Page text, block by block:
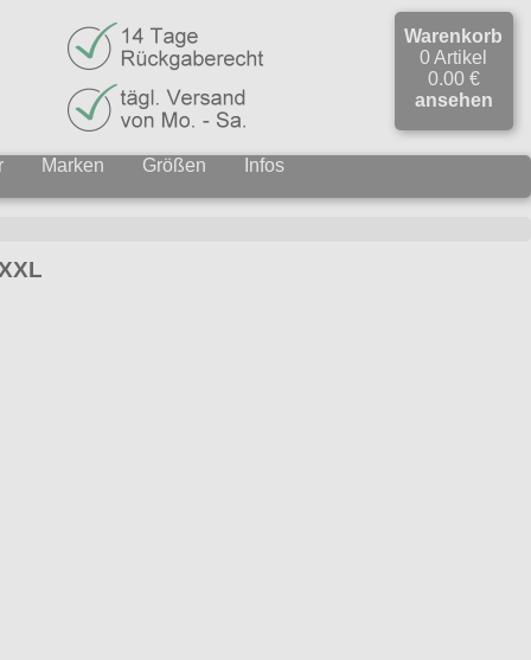
Warenkorb
0 Artikel
0.00 €
ansehen
Marken Größen Infos